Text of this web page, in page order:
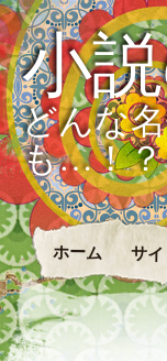
小
どんな
も…！？
ホーム サ